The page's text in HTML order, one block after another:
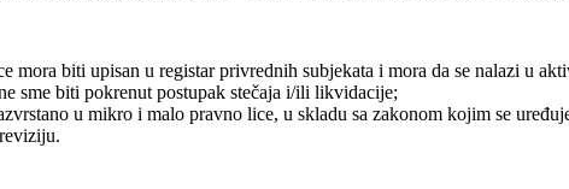
mora biti upisan u registar privrednih subjekata i mora da se nalazi u
sme biti pokrenut postupak stečaja i/ili likvidacije;
u mikro i malo pravno lice, u skladu sa zakonom kojim se